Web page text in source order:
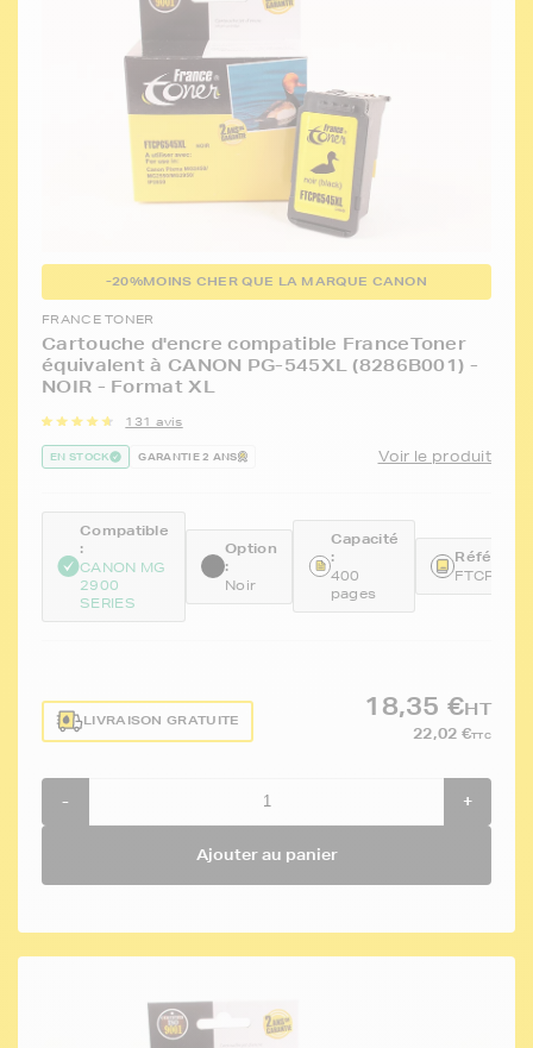
-20%MOINS CHER QUE LA MARQUE CANON
FRANCE TONER
Cartouche d'encre compatible FranceToner
équivalent à CANON PG-545XL (8286B001) -
NOIR - Format XL
131 avis
EN STOCK GARANTIE 2 ANS Voir le produit
Compatible
:
CANON MG
2900
SERIES
Option
:
Noir
Capacité
:
400
pages
LIVRAISON GRATUITE
18,35 €HT
22,02 €TTC
- +
Ajouter au panier